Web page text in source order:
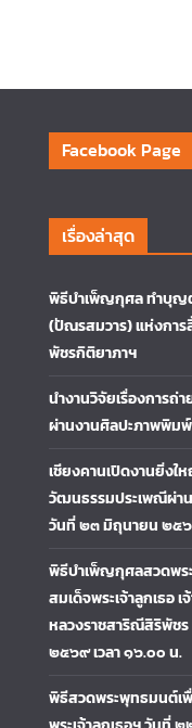
Facebook Page
เรื่องล่าสุด
พิธีบำเพ็ญกุศล ทำบุญตั
(ปัณรสมวาร) แห่งการ
พัชรกิติยาภาฯ
นำงานวิจัยเรื่องการ
ผ่านงานศิลปะภาพพิมพ์
เชียงคานเปิดงานยิ่ง
วัฒนธรรมประเพณีผ่า
วันที่ ๒๓ มิถุนายน ๒๕
พิธีบำเพ็ญกุศลสวดพร
สมเด็จพระเจ้าลูกเธอ
หลวงราชสาริณีสิริพัช
๒๕๖๙ เวลา ๑๖.๐๐ น.
พิธีสวดพระพุทธมนต์เ